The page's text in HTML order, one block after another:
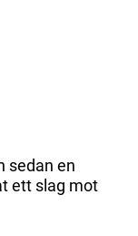
sedan en
ett slag mot